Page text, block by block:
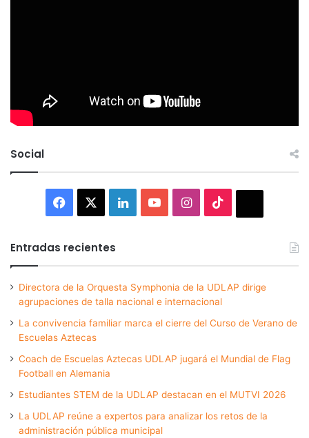
Social
Facebook LinkedInYouTubeInstagram
Entradas recientes
Directora de la Orquesta Symphonia de la UDLAP dirige
agrupaciones de talla nacional e internacional
La convivencia familiar marca el cierre del Curso de Verano de
Escuelas Aztecas
Coach de Escuelas Aztecas UDLAP jugará el Mundial de Flag
Football en Alemania
Estudiantes STEM de la UDLAP destacan en el MUTVI 2026
La UDLAP reúne a expertos para analizar los retos de la
administración pública municipal